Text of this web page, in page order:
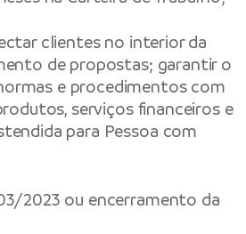
clientes no interior da
de propostas; garantir o
e procedimentos com
serviços financeiros e
para Pessoa com
2023 ou encerramento da